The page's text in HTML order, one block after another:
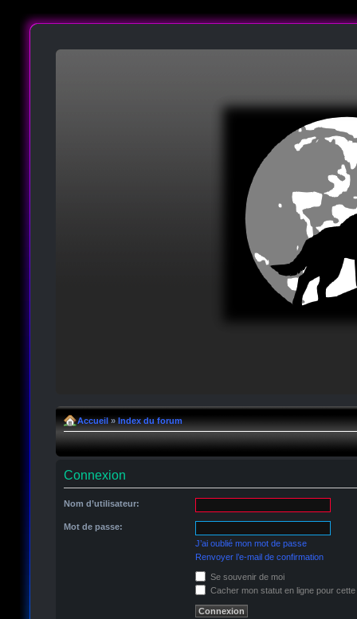
Accueil » Index du forum
Connexion
Nom d’utilisateur:
Mot de passe:
J’ai oublié mon mot de passe
Renvoyer l’e-mail de confirmation
Se souvenir de moi
Cacher mon statut en ligne pour